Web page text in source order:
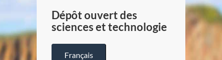
Dépôt ouvert des
sciences et technologie
Français